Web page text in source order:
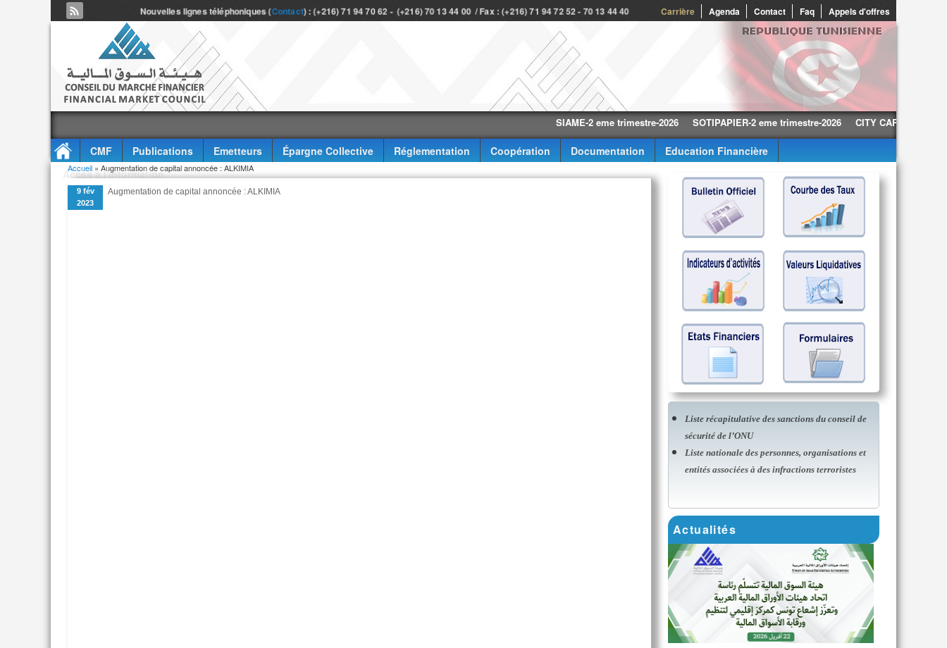
Carrière Agenda Contact Faq Appels d'offres
Nouvelles lignes téléphoniques (Contact) : (+216) 71 94 70 62 - (+216) 70 13 44 00 / Fax : (+216) 71 94 72 52 - 70 13 44 40
SIAME-2 eme trimestre-2026 SOTIPAPIER-2 eme trimestre-2026 CITY CARS-2 eme
CMF Publications Emetteurs Épargne Collective Réglementation Coopération Documentation
Education Financière
Accès à l'information
Vous êtes ici
Accueil » Augmentation de capital annoncée : ALKIMIA
9 fév
2023
Augmentation de capital annoncée : ALKIMIA
Liste récapitulative des sanctions du conseil de
sécurité de l’ONU
Liste nationale des personnes, organisations et
entités associées à des infractions terroristes
Actualités